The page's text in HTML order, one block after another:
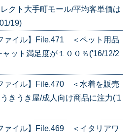
クト大手町モール/平均客単価は
19)
ァイル】File.471 ＜ペット用品
ット満足度が１００％('16/12/2
ァイル】File.470 ＜水着を販売
きうき屋/成人向け商品に注力('1
ァイル】File.469 ＜イタリアワ